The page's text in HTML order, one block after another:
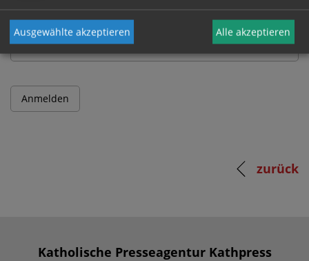
Passwort
zurück
Katholische Presseagentur Kathpress
Ausgewählte akzeptieren Alle akzeptieren